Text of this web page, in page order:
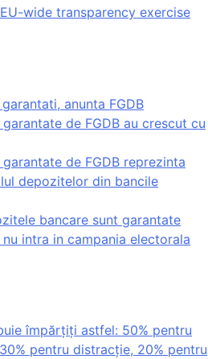
wide transparency exercise
anunta FGDB
de FGDB au crescut cu
de FGDB reprezinta
depozitelor din bancile
bancare sunt garantate
intra in campania electorala
împărțiți astfel: 50% pentru
pentru distracție, 20% pentru